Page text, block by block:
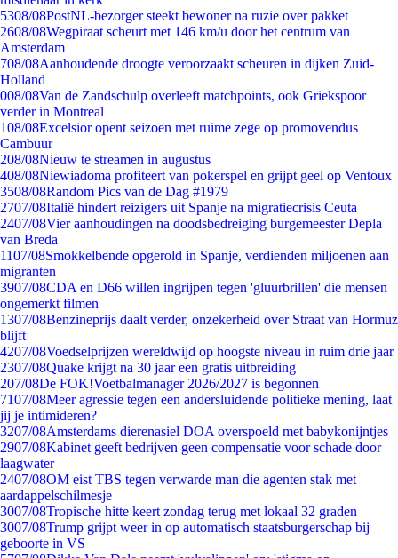
5308/08PostNL-bezorger steekt bewoner na ruzie over pakket
2608/08Wegpiraat scheurt met 146 km/u door het centrum van
Amsterdam
708/08Aanhoudende droogte veroorzaakt scheuren in dijken Zuid-
Holland
008/08Van de Zandschulp overleeft matchpoints, ook Griekspoor
verder in Montreal
108/08Excelsior opent seizoen met ruime zege op promovendus
Cambuur
208/08Nieuw te streamen in augustus
408/08Niewiadoma profiteert van pokerspel en grijpt geel op Ventoux
3508/08Random Pics van de Dag #1979
2707/08Italië hindert reizigers uit Spanje na migratiecrisis Ceuta
2407/08Vier aanhoudingen na doodsbedreiging burgemeester Depla
van Breda
1107/08Smokkelbende opgerold in Spanje, verdienden miljoenen aan
migranten
3907/08CDA en D66 willen ingrijpen tegen 'gluurbrillen' die mensen
ongemerkt filmen
1307/08Benzineprijs daalt verder, onzekerheid over Straat van Hormuz
blijft
4207/08Voedselprijzen wereldwijd op hoogste niveau in ruim drie jaar
2307/08Quake krijgt na 30 jaar een gratis uitbreiding
207/08De FOK!Voetbalmanager 2026/2027 is begonnen
7107/08Meer agressie tegen een andersluidende politieke mening, laat
jij je intimideren?
3207/08Amsterdams dierenasiel DOA overspoeld met babykonijntjes
2907/08Kabinet geeft bedrijven geen compensatie voor schade door
laagwater
2407/08OM eist TBS tegen verwarde man die agenten stak met
aardappelschilmesje
3007/08Tropische hitte keert zondag terug met lokaal 32 graden
3007/08Trump grijpt weer in op automatisch staatsburgerschap bij
geboorte in VS